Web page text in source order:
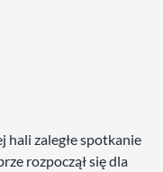
hali zaległe spotkanie
rozpoczął się dla